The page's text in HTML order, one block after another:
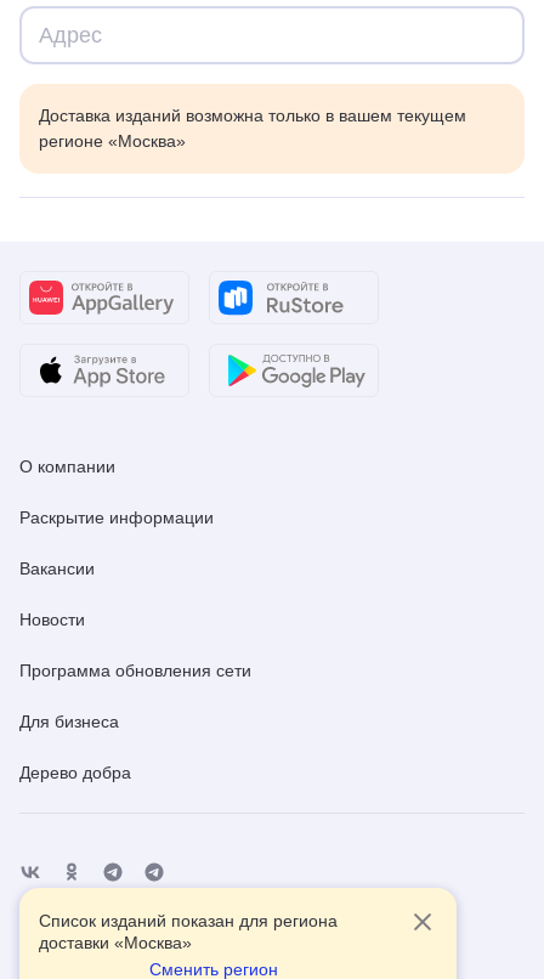
Доставка изданий возможна только в вашем текущем
регионе «Москва»
О компании
Раскрытие информации
Вакансии
Новости
Программа обновления сети
Для бизнеса
Дерево добра
Помощь Контакты
Список изданий показан для региона
доставки «Москва»
Сменить регион